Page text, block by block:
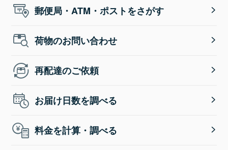
郵便局・ATM・ポストをさがす
荷物のお問い合わせ
再配達のご依頼
お届け日数を調べる
料金を計算・調べる